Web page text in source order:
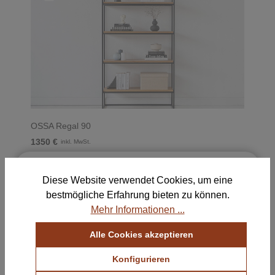
OSSA Regal 90
1350 € inkl. MwSt.
OSSA
×
Kostenlose Muster für deine
Auswahl
Bestelle bis zu 5 Farb- und Stoffmustern und
finde die perfekte Kombination für dein Zuhause.
Farbmuster ansehen
Stoffmuster ansehen
Diese Website verwendet Cookies, um eine
bestmögliche Erfahrung bieten zu können.
Mehr Informationen ...
Konfigurieren
Alle Cookies akzeptieren